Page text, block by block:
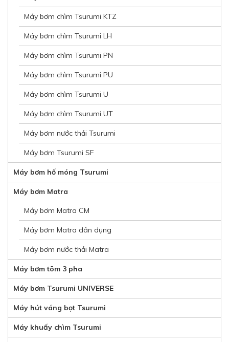
Máy bơm chìm Tsurumi KTZ
Máy bơm chìm Tsurumi LH
Máy bơm chìm Tsurumi PN
Máy bơm chìm Tsurumi PU
Máy bơm chìm Tsurumi U
Máy bơm chìm Tsurumi UT
Máy bơm nước thải Tsurumi
Máy bơm Tsurumi SF
Máy bơm hố móng Tsurumi
Máy bơm Matra
Máy bơm Matra CM
Máy bơm Matra dân dụng
Máy bơm nước thải Matra
Máy bơm tõm 3 pha
Máy bơm Tsurumi UNIVERSE
Máy hút váng bọt Tsurumi
Máy khuấy chìm Tsurumi